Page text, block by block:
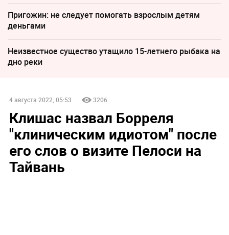
Пригожин: не следует помогать взрослым детям
деньгами
Неизвестное существо утащило 15-летнего рыбака на
дно реки
4 августа 2022, 05:53 3206
Клишас назвал Борреля
"клиническим идиотом" после
его слов о визите Пелоси на
Тайвань